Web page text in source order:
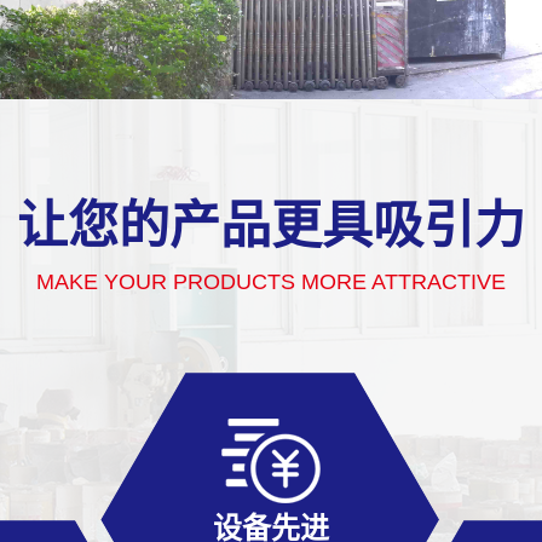
让您的产品更具吸引力
MAKE YOUR PRODUCTS MORE ATTRACTIVE
设备先进